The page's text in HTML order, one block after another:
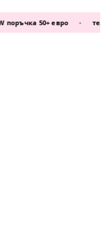
50+ евро •